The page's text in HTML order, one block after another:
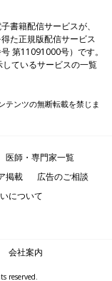
書籍配信サービスが、
た正規版配信サービス
第11091000号）です。
しているサービスの一覧
テンツの無断転載を禁じま
医師・専門家一覧
掲載
広告のご相談
について
会社案内
reserved.